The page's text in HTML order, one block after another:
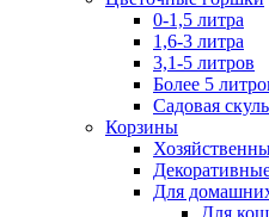
0-1,5 литра
1,6-3 литра
3,1-5 литров
Более 5
Садовая
Корзины
Для
Для